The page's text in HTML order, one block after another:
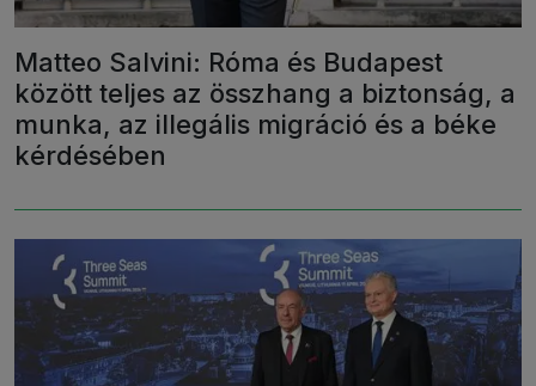
Matteo Salvini: Róma és Budapest
között teljes az összhang a biztonság, a
munka, az illegális migráció és a béke
kérdésében